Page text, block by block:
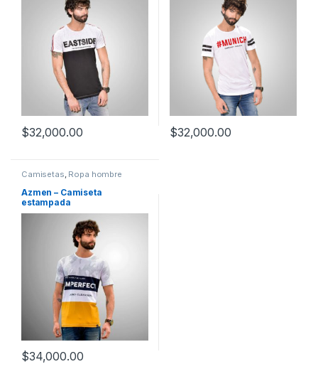
$32,000.00 $32,000.00
Camisetas, Ropa hombre
Azmen – Camiseta
estampada
$34,000.00